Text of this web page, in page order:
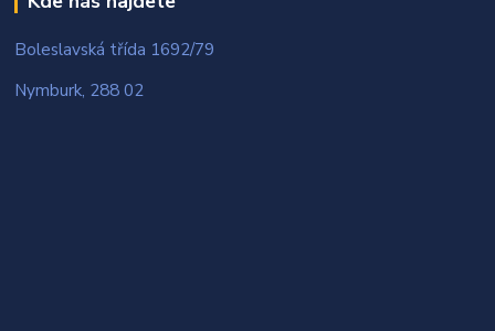
Boleslavská třída 1692/79
Nymburk, 288 02